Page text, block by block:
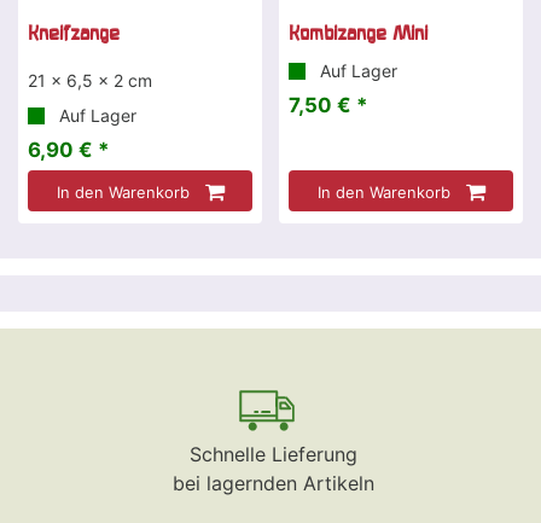
Kneifzange
21 x 6,5 x 2 cm
Auf Lager
6,90 € *
In den Warenkorb
Kombizange Mini
Auf Lager
7,50 € *
In den Warenkorb
Schnelle Lieferung
bei lagernden Artikeln